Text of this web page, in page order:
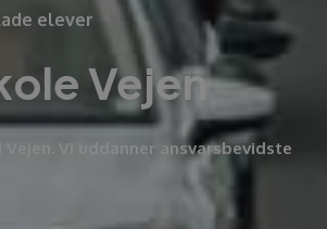
elever
Vejen
Vi uddanner ansvarsbevidste